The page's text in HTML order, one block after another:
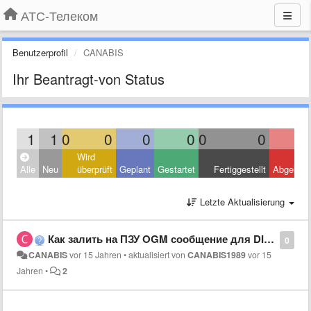
АТС-Телеком
Benutzerprofil CANABIS
Ihr Beantragt-von Status
1 1 0 0 0 0 0 0
Alle Neu
Wird
überprüft Geplant Gestartet Fertiggestellt
Letzte Aktualisierung
0
Как залить на ПЗУ OGM сообщение для DISA на АТС Panasonic KX-TEM824 кроме как через системный телефон
CANABISvor 15 Jahren •aktualisiert vonCANABIS1989vor 15
Jahren • 2